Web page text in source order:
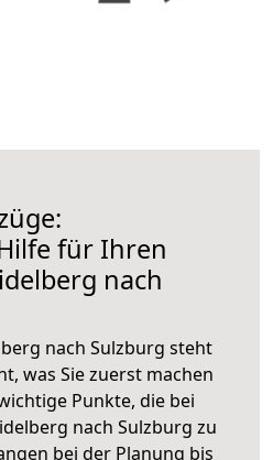
für Ihren
nach
nach Sulzburg steht
was Sie zuerst machen
Punkte, die bei
nach Sulzburg zu
bei der Planung bis